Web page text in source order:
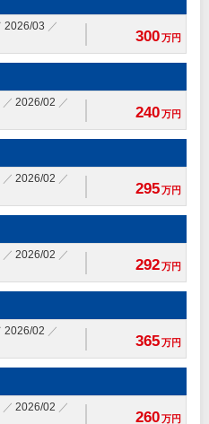
2026/03
300万円
2026/02
240万円
2026/02
295万円
2026/02
292万円
2026/02
365万円
2026/02
260万円